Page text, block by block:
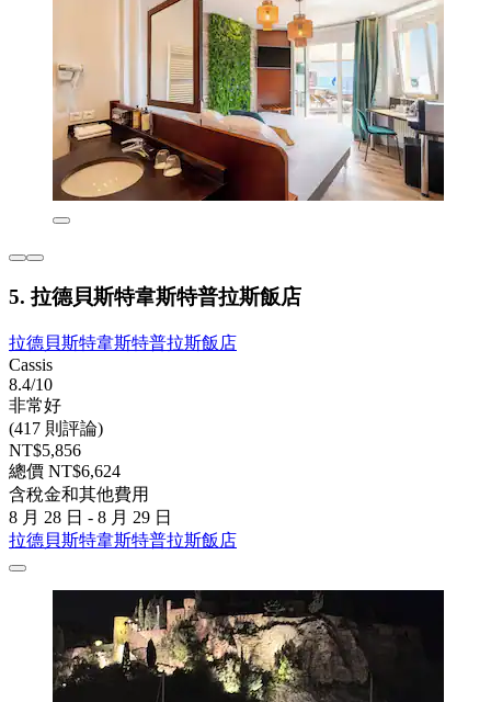
5. 拉德貝斯特韋斯特普拉斯飯店
拉德貝斯特韋斯特普拉斯飯店
Cassis
8.4/10
非常好
(417 則評論)
NT$5,856
總價 NT$6,624
含稅金和其他費用
8 月 28 日 - 8 月 29 日
拉德貝斯特韋斯特普拉斯飯店